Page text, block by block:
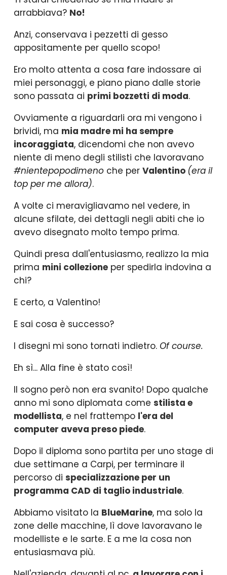
arrabbiava? No!
Anzi, conservava i pezzetti di gesso
appositamente per quello scopo!
Ero molto attenta a cosa fare indossare ai
miei personaggi, e piano piano dalle storie
sono passata ai primi bozzetti di moda.
Ovviamente a riguardarli ora mi vengono i
brividi, ma mia madre mi ha sempre
incoraggiata, dicendomi che non avevo
niente di meno degli stilisti che lavoravano
#nientepopodimenoche per Valentino (era il
top per me allora).
A volte ci meravigliavamo nel vedere, in
alcune sfilate, dei dettagli negli abiti che io
avevo disegnato molto tempo prima.
Quindi presa dall'entusiasmo, realizzo la mia
prima mini collezioneper spedirla indovina a
chi?
E certo, a Valentino!
E sai cosa è successo?
I disegni mi sono tornati indietro. Of course.
Eh sì... Alla fine è stato così!
Il sogno però non era svanito! Dopo qualche
anno mi sono diplomata come stilista e
modellista, e nel frattempo l'era del
computer aveva preso piede.
Dopo il diploma sono partita per uno stage di
due settimane a Carpi, per terminare il
percorso di specializzazione per un
programma CAD di taglio industriale.
Abbiamo visitato la BlueMarine, ma solo la
zone delle macchine, lì dove lavoravano le
modelliste e le sarte. E a me la cosa non
entusiasmava più.